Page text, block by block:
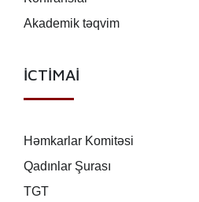
Akademik təqvim
İCTİMAİ
Həmkarlar Komitəsi
Qadınlar Şurası
TGT